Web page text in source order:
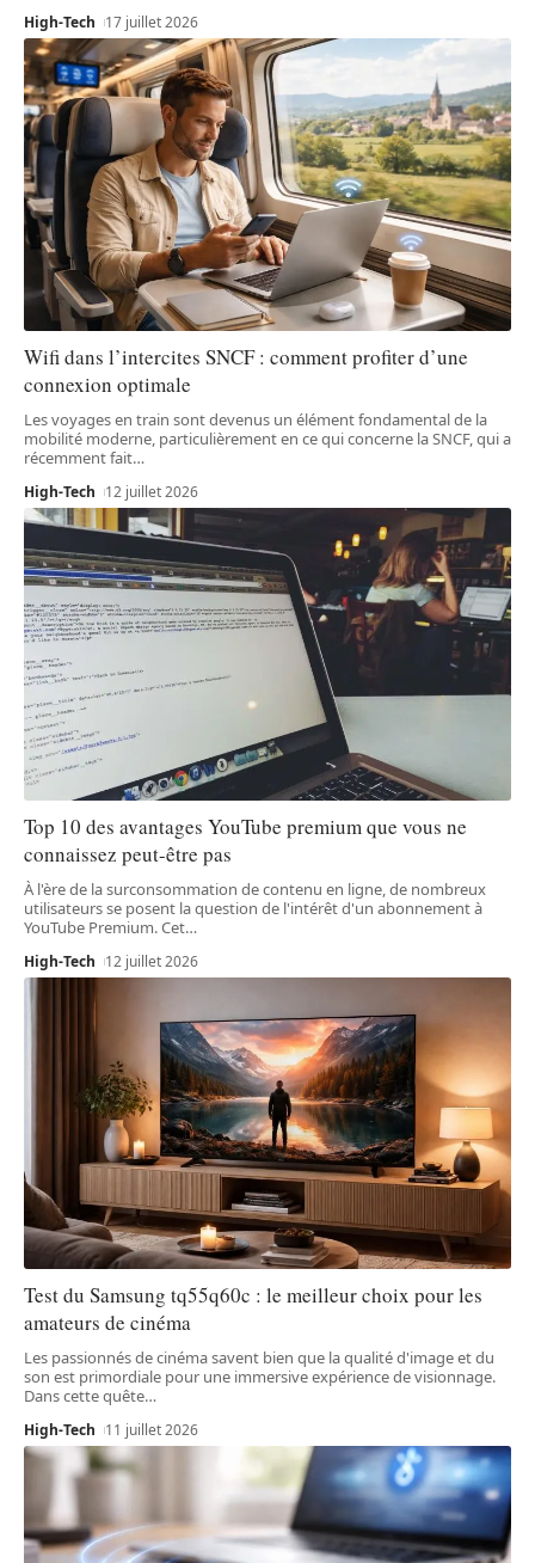
High-Tech 17 juillet 2026
Wifi dans l’intercites SNCF : comment profiter d’une
connexion optimale
Les voyages en train sont devenus un élément fondamental de la
mobilité moderne, particulièrement en ce qui concerne la SNCF, qui a
récemment fait…
High-Tech 12 juillet 2026
Top 10 des avantages YouTube premium que vous ne
connaissez peut-être pas
À l'ère de la surconsommation de contenu en ligne, de nombreux
utilisateurs se posent la question de l'intérêt d'un abonnement à
YouTube Premium. Cet…
High-Tech 12 juillet 2026
Test du Samsung tq55q60c : le meilleur choix pour les
amateurs de cinéma
Les passionnés de cinéma savent bien que la qualité d'image et du
son est primordiale pour une immersive expérience de visionnage.
Dans cette quête…
High-Tech 11 juillet 2026